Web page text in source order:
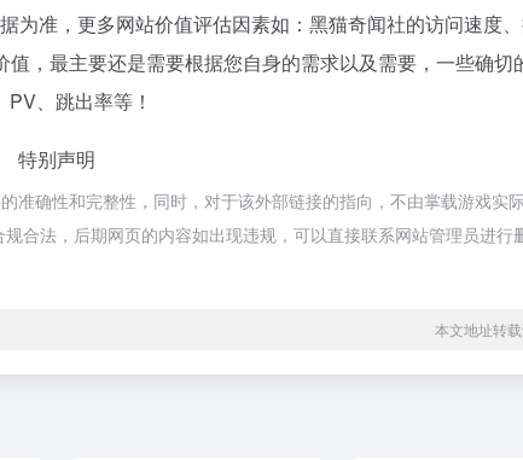
为准，更多网站价值评估因素如：黑猫奇闻社的访问速度
，最主要还是需要根据您自身的需求以及需要，一些确切
、跳出率等！
特别声明
准确性和完整性，同时，对于该外部链接的指向，不由掌载游戏实
合法，后期网页的内容如出现违规，可以直接联系网站管理员进行
本文地址转